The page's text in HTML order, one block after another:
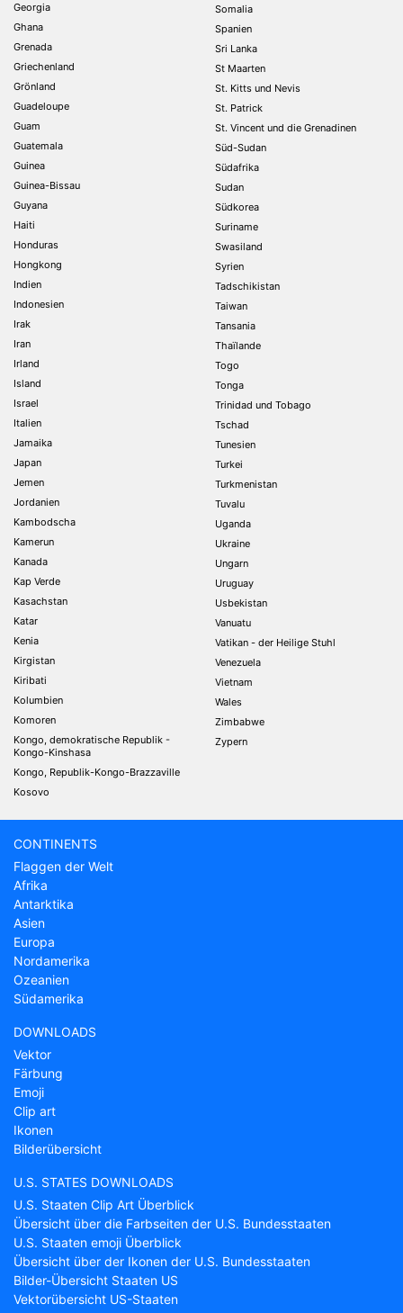
Georgia
Ghana
Grenada
Griechenland
Grönland
Guadeloupe
Guam
Guatemala
Guinea
Guinea-Bissau
Guyana
Haiti
Honduras
Hongkong
Indien
Indonesien
Irak
Iran
Irland
Island
Israel
Italien
Jamaika
Japan
Jemen
Jordanien
Kambodscha
Kamerun
Kanada
Kap Verde
Kasachstan
Katar
Kenia
Kirgistan
Kiribati
Kolumbien
Komoren
Kongo, demokratische Republik -
Kongo-Kinshasa
Kongo, Republik-Kongo-Brazzaville
Kosovo
Somalia
Spanien
Sri Lanka
St Maarten
St. Kitts und Nevis
St. Patrick
St. Vincent und die Grenadinen
Süd-Sudan
Südafrika
Sudan
Südkorea
Suriname
Swasiland
Syrien
Tadschikistan
Taiwan
Tansania
Thaïlande
Togo
Tonga
Trinidad und Tobago
Tschad
Tunesien
Turkei
Turkmenistan
Tuvalu
Uganda
Ukraine
Ungarn
Uruguay
Usbekistan
Vanuatu
Vatikan - der Heilige Stuhl
Venezuela
Vietnam
Wales
Zimbabwe
Zypern
CONTINENTS
Flaggen der Welt
Afrika
Antarktika
Asien
Europa
Nordamerika
Ozeanien
Südamerika
DOWNLOADS
Vektor
Färbung
Emoji
Clip art
Ikonen
Bilderübersicht
U.S. STATES DOWNLOADS
U.S. Staaten Clip Art Überblick
Übersicht über die Farbseiten der U.S. Bundesstaaten
U.S. Staaten emoji Überblick
Übersicht über der Ikonen der U.S. Bundesstaaten
Bilder-Übersicht Staaten US
Vektorübersicht US-Staaten